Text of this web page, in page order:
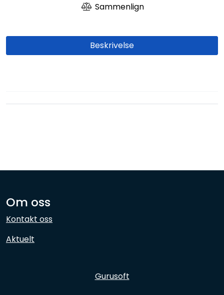
Sammenlign
Beskrivelse
Om oss
Kontakt oss
Aktuelt
Gurusoft
Skjermer
Ansatte